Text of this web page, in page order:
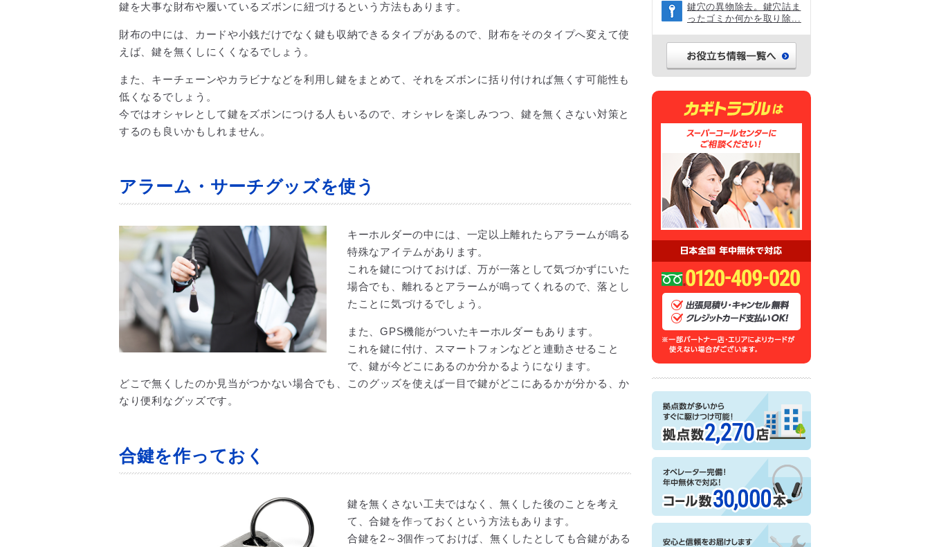
鍵を大事な財布や履いているズボンに紐づけるという方法もあります。
財布の中には、カードや小銭だけでなく鍵も収納できるタイプがあるので、財布をそのタイプへ変えて使
えば、鍵を無くしにくくなるでしょう。
また、キーチェーンやカラビナなどを利用し鍵をまとめて、それをズボンに括り付ければ無くす可能性も
低くなるでしょう。
今ではオシャレとして鍵をズボンにつける人もいるので、オシャレを楽しみつつ、鍵を無くさない対策と
するのも良いかもしれません。
アラーム・サーチグッズを使う
キーホルダーの中には、一定以上離れたらアラームが鳴る
特殊なアイテムがあります。
これを鍵につけておけば、万が一落として気づかずにいた
場合でも、離れるとアラームが鳴ってくれるので、落とし
たことに気づけるでしょう。
また、GPS機能がついたキーホルダーもあります。
これを鍵に付け、スマートフォンなどと連動させること
で、鍵が今どこにあるのか分かるようになります。
どこで無くしたのか見当がつかない場合でも、このグッズを使えば一目で鍵がどこにあるかが分かる、か
なり便利なグッズです。
合鍵を作っておく
鍵を無くさない工夫ではなく、無くした後のことを考え
て、合鍵を作っておくという方法もあります。
合鍵を2～3個作っておけば、無くしたとしても合鍵がある
鍵穴の異物除去。鍵穴詰ま
ったゴミか何かを取り除...